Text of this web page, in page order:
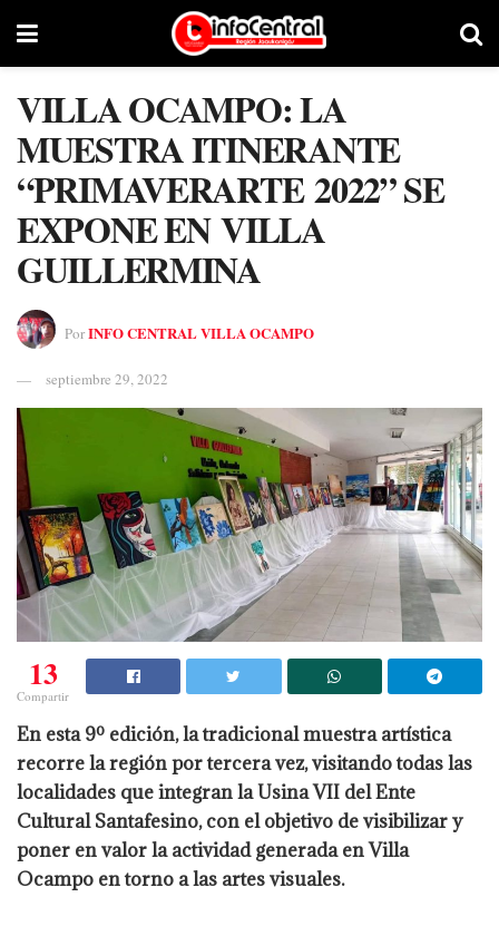
VILLA OCAMPO: LA
MUESTRA ITINERANTE
“PRIMAVERARTE 2022” SE
EXPONE EN VILLA
GUILLERMINA
PorINFO CENTRAL VILLA OCAMPO
septiembre 29, 2022
13
Compartir
En esta 9º edición, la tradicional muestra artística
recorre la región por tercera vez, visitando todas las
localidades que integran la Usina VII del Ente
Cultural Santafesino, con el objetivo de visibilizar y
poner en valor la actividad generada en Villa
Ocampo en torno a las artes visuales.